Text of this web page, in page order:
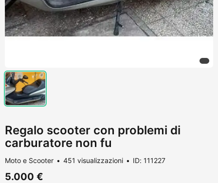
Regalo scooter con problemi di
carburatore non fu
Moto e Scooter 451 visualizzazioni ID: 111227
5.000 €